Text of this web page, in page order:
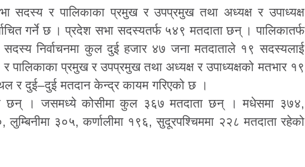
सदस्य र पालिकाका प्रमुख र उपप्रमुख तथा अध्यक्ष र उपाध्यक्ष
गर्ने छ । प्रदेश सभा सदस्यतर्फ ५४९ मतदाता छन् । पालिकातर्फ
निर्वाचनमा कुल दुई हजार ४७ जना मतदाताले १९ सदस्यलाई
पालिकाका प्रमुख र उपप्रमुख तथा अध्यक्ष र उपाध्यक्षको मतभार १९
र दुई–दुई मतदान केन्द्र कायम गरिएको छ ।
छन् । जसमध्ये कोसीमा कुल ३६७ मतदाता छन् । मधेसमा ३७४,
३०५, कर्णालीमा १९६, सुदूरपश्चिममा २२८ मतदाता रहेको